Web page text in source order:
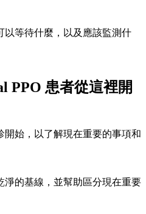
以等待什麼，以及應該監測什
PPO 患者從這裡開
開始，以了解現在重要的事項和
淨的基線，並幫助區分現在重要